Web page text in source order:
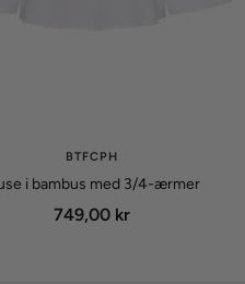
BTFCPH
i bambus med 3/4-ærmer
Udsalgspris
749,00 kr